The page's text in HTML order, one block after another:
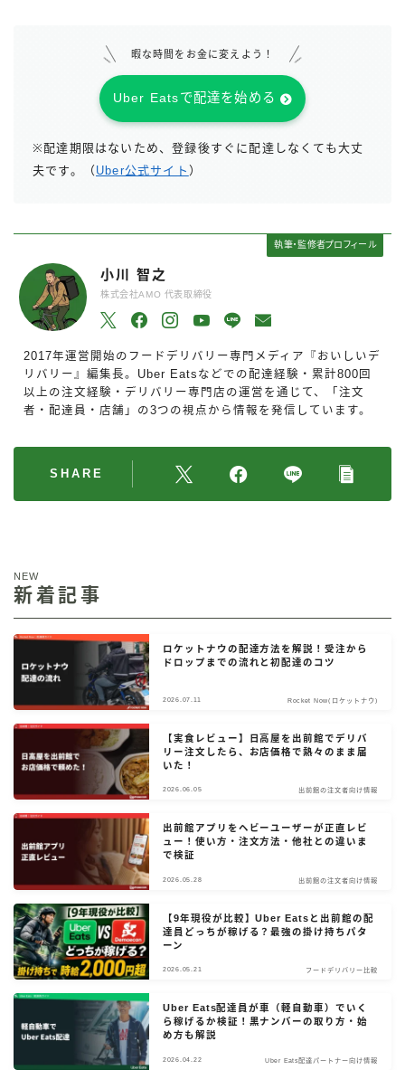
暇な時間をお金に変えよう！
Uber Eatsで配達を始める
※配達期限はないため、登録後すぐに配達しなくても大丈
夫です。（ Uber公式サイト ）
執筆・監修者プロフィール
小川 智之
株式会社AMO 代表取締役
2017年運営開始のフードデリバリー専門メディア『おいしいデ
リバリー』編集長。Uber Eatsなどでの配達経験・累計800回
以上の注文経験・デリバリー専門店の運営を通じて、「注文
者・配達員・店舗」の3つの視点から情報を発信しています。
SHARE
NEW
新着記事
ロケットナウの配達方法を解説！受注から
ドロップまでの流れと初配達のコツ
2026.07.11 Rocket Now(ロケットナウ)
【実食レビュー】日高屋を出前館でデリバ
リー注文したら、お店価格で熱々のまま届
いた！
2026.06.05 出前館の注文者向け情報
出前館アプリをヘビーユーザーが正直レビ
ュー！使い方・注文方法・他社との違いま
で検証
2026.05.28 出前館の注文者向け情報
【9年現役が比較】Uber Eatsと出前館の配
達員どっちが稼げる？最強の掛け持ちパタ
ーン
2026.05.21 フードデリバリー比較
Uber Eats配達員が車（軽自動車）でいく
ら稼げるか検証！黒ナンバーの取り方・始
め方も解説
2026.04.22 Uber Eats配達パートナー向け情報